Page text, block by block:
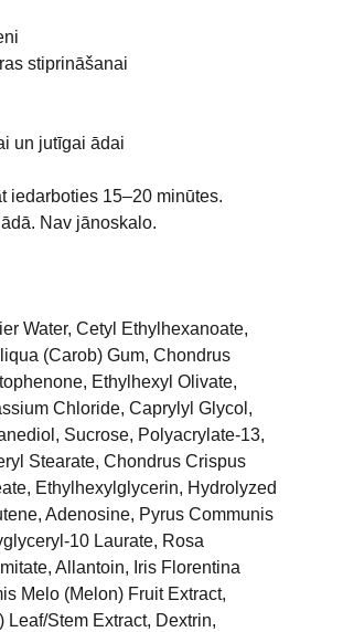
stiprināšanai
un jutīgai ādai
iedarboties 15–20 minūtes.
Nav jānoskalo.
Water, Cetyl Ethylhexanoate,
(Carob) Gum, Chondrus
Ethylhexyl Olivate,
Chloride, Caprylyl Glycol,
Sucrose, Polyacrylate-13,
Stearate, Chondrus Crispus
Ethylhexylglycerin, Hydrolyzed
Adenosine, Pyrus Communis
10 Laurate, Rosa
Allantoin, Iris Florentina
Melo (Melon) Fruit Extract,
Stem Extract, Dextrin,